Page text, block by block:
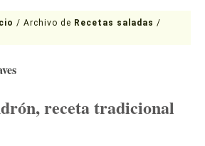
/ Archivo de Recetas saladas /
receta tradicional